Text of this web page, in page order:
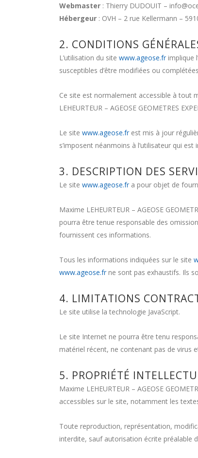
Webmaster : Thierry DUDOUIT –
Hébergeur : OVH – 2 rue Kellermann –
2. CONDITIONS
L’utilisation du site www.ageose.fr implique
susceptibles d’être modifiées ou
Ce site est normalement accessible à tout
LEHEURTEUR – AGEOSE GEOMETRES
Le site www.ageose.fr est mis à jour
s’imposent néanmoins à l’utilisateur qui
3. DESCRIPTION DES
Le site www.ageose.fr a pour objet de
Maxime LEHEURTEUR – AGEOSE
pourra être tenue responsable des
fournissent ces informations.
Tous les informations indiquées sur le site
www.ageose.fr ne sont pas exhaustifs. Ils
4. LIMITATIONS
Le site utilise la technologie JavaScript.
Le site Internet ne pourra être tenu
matériel récent, ne contenant pas de virus
5. PROPRIÉTÉ
Maxime LEHEURTEUR – AGEOSE
accessibles sur le site, notamment les
Toute reproduction, représentation,
interdite, sauf autorisation écrite préalable